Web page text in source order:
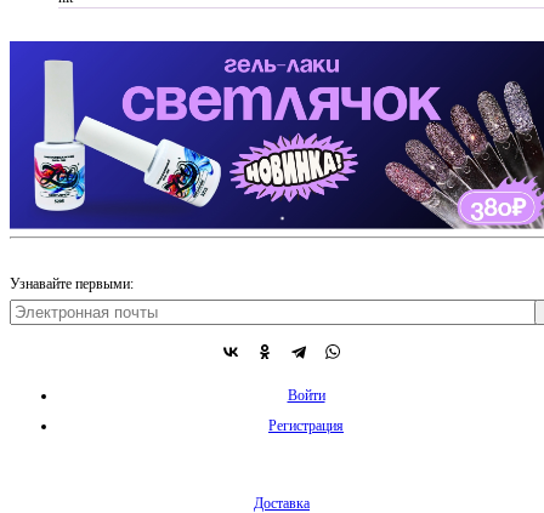
Узнавайте первыми:
Войти
Регистрация
Доставка